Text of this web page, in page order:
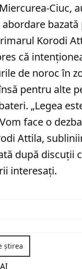
Ciuc,
abordare bazată
Korodi
că
de noroc în
pentru alte
„Legea
face o
Attila,
după discuții
interesați.
știrea